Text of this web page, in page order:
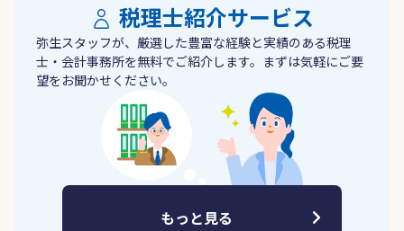
税理士紹介サービス
弥生スタッフが、厳選した豊富な経験と実績のある税理
士・会計事務所を無料でご紹介します。まずは気軽にご要
望をお聞かせください。
もっと見る